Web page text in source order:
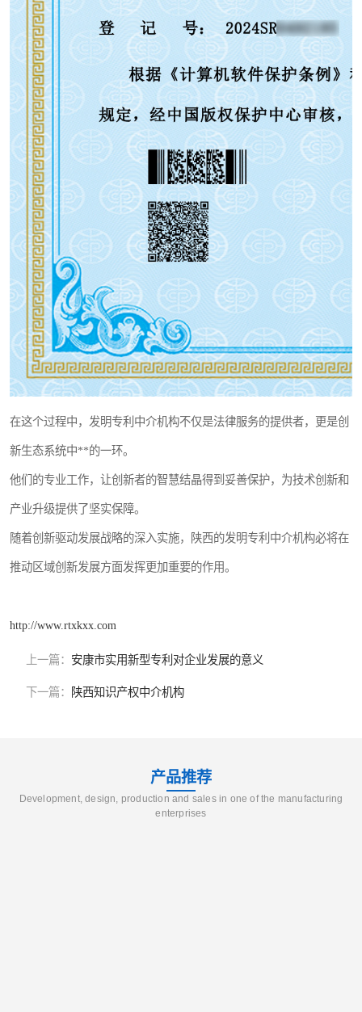
在这个过程中，发明专利中介机构不仅是法律服务的提供者，更是创
新生态系统中**的一环。
他们的专业工作，让创新者的智慧结晶得到妥善保护，为技术创新和
产业升级提供了坚实保障。
随着创新驱动发展战略的深入实施，陕西的发明专利中介机构必将在
推动区域创新发展方面发挥更加重要的作用。
http://www.rtxkxx.com
上一篇： 安康市实用新型专利对企业发展的意义
下一篇： 陕西知识产权中介机构
产品推荐
Development, design, production and sales in one of the manufacturing
enterprises